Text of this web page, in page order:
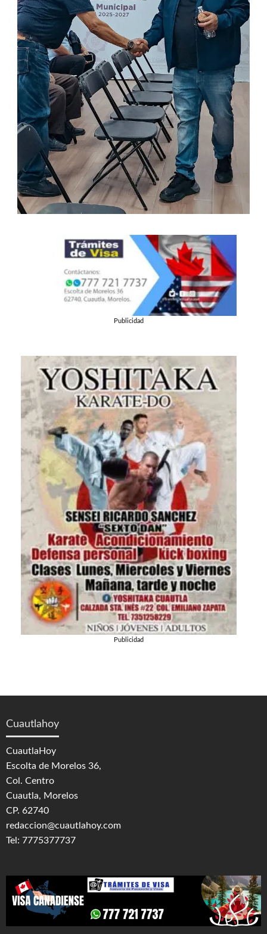
Publicidad
Publicidad
Cuautlahoy
CuautlaHoy
Escolta de Morelos 36,
Col. Centro
Cuautla, Morelos
CP. 62740
redaccion@cuautlahoy.com
Tel: 7775377737